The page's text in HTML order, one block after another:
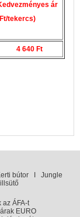
ár
tekercs)
4 640 Ft
bútorI Jungle
az ÁFA-t
EURO